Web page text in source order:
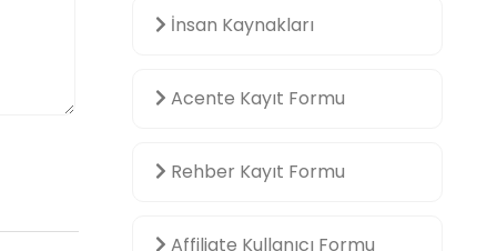
İnsan Kaynakları
Acente Kayıt Formu
Rehber Kayıt Formu
Affiliate Kullanıcı Formu